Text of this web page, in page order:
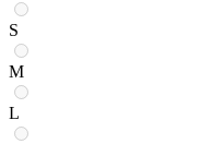
S
M
L